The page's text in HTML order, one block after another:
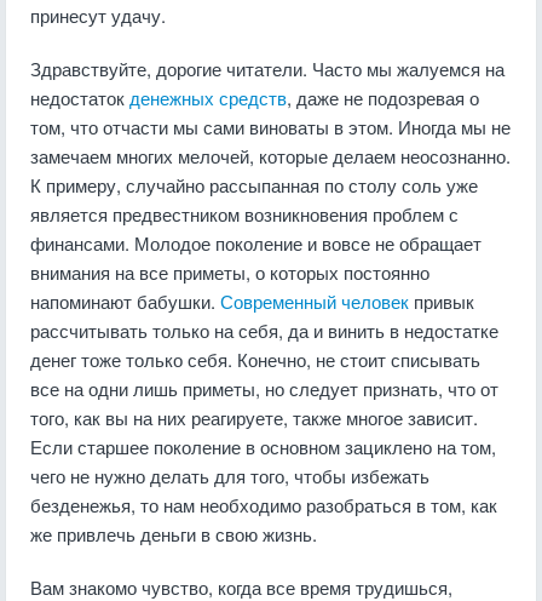
принесут удачу.
Здравствуйте, дорогие читатели. Часто мы жалуемся на
недостаток денежных средств, даже не подозревая о
том, что отчасти мы сами виноваты в этом. Иногда мы не
замечаем многих мелочей, которые делаем неосознанно.
К примеру, случайно рассыпанная по столу соль уже
является предвестником возникновения проблем с
финансами. Молодое поколение и вовсе не обращает
внимания на все приметы, о которых постоянно
напоминают бабушки. Современный человек привык
рассчитывать только на себя, да и винить в недостатке
денег тоже только себя. Конечно, не стоит списывать
все на одни лишь приметы, но следует признать, что от
того, как вы на них реагируете, также многое зависит.
Если старшее поколение в основном зациклено на том,
чего не нужно делать для того, чтобы избежать
безденежья, то нам необходимо разобраться в том, как
же привлечь деньги в свою жизнь.
Вам знакомо чувство, когда все время трудишься,